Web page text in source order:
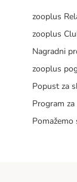
zooplus
zooplus
Nagradni
zooplus
Popust za
Program za